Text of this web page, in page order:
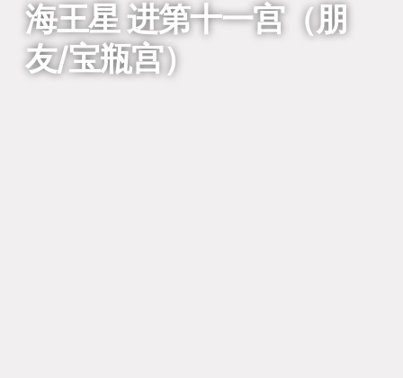
海王星 进第十一宫（朋
友/宝瓶宫）